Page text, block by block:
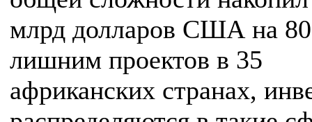
млрд долларов США на
лишним проектов в 35
африканских странах,